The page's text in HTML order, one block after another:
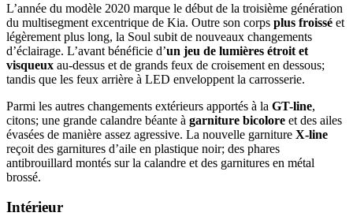
L’année du modèle 2020 marque le début de la troisième génération
du multisegment excentrique de Kia. Outre son corps plus froissé et
légèrement plus long, la Soul subit de nouveaux changements
d’éclairage. L’avant bénéficie d’un jeu de lumières étroit et
visqueux au-dessus et de grands feux de croisement en dessous;
tandis que les feux arrière à LED enveloppent la carrosserie.
Parmi les autres changements extérieurs apportés à la GT-line,
citons; une grande calandre béante à garniture bicolore et des ailes
évasées de manière assez agressive. La nouvelle garniture X-line
reçoit des garnitures d’aile en plastique noir; des phares
antibrouillard montés sur la calandre et des garnitures en métal
brossé.
Intérieur